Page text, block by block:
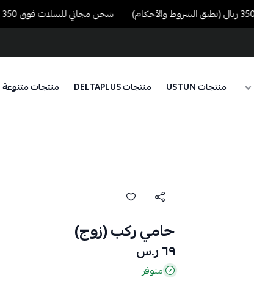
شحن مجاني للسلات فوق 350 ريال (تطبق الشروط والأحكام)
منتجات USTUN منتجات DELTAPLUS
منتجات متنوعة
حامي ركب (زوج)
٦٩ ر.س
متوفر